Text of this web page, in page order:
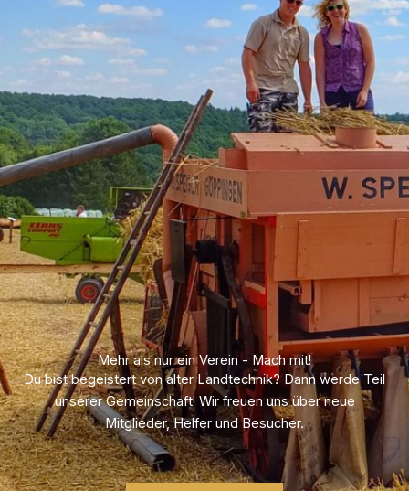
Mehr als nur ein Verein - Mach mit!
Du bist begeistert von alter Landtechnik? Dann werde Teil
unserer Gemeinschaft! Wir freuen uns über neue
Mitglieder, Helfer und Besucher.